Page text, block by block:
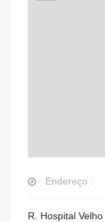
Endereço :
R. Hospital Velho